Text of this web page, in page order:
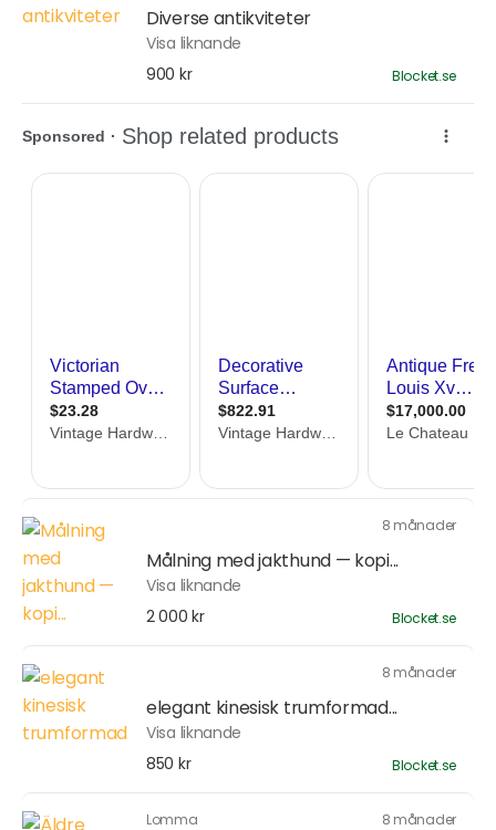
Diverse antikviteter
Visa liknande
900 kr
Blocket.se
8 månader
Målning med jakthund — kopi...
Visa liknande
2 000 kr
Blocket.se
8 månader
elegant kinesisk trumformad...
Visa liknande
850 kr
Blocket.se
Lomma 8 månader